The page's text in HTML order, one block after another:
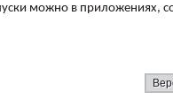
можно в приложениях,